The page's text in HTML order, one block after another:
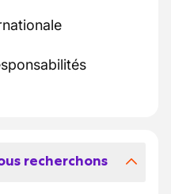
recherchons